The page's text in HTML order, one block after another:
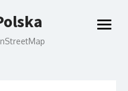
open